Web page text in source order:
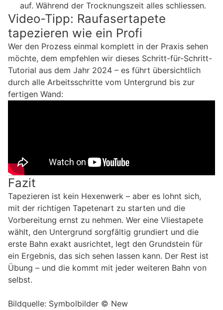
auf. Während der Trocknungszeit alles schliessen.
Video-Tipp: Raufasertapete
tapezieren wie ein Profi
Wer den Prozess einmal komplett in der Praxis sehen
möchte, dem empfehlen wir dieses Schritt-für-Schritt-
Tutorial aus dem Jahr 2024 – es führt übersichtlich
durch alle Arbeitsschritte vom Untergrund bis zur
fertigen Wand:
Fazit
Tapezieren ist kein Hexenwerk – aber es lohnt sich,
mit der richtigen Tapetenart zu starten und die
Vorbereitung ernst zu nehmen. Wer eine Vliestapete
wählt, den Untergrund sorgfältig grundiert und die
erste Bahn exakt ausrichtet, legt den Grundstein für
ein Ergebnis, das sich sehen lassen kann. Der Rest ist
Übung – und die kommt mit jeder weiteren Bahn von
selbst.
Bildquelle: Symbolbilder © New